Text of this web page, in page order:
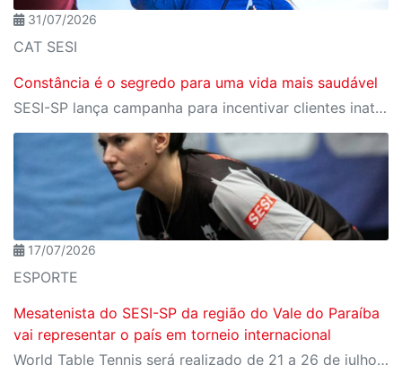
31/07/2026
CAT SESI
Constância é o segredo para uma vida mais saudável
SESI-SP lança campanha para incentivar clientes inativos a retomarem a prática de atividades físicas, esporte e lazer com benefícios exclusivos
17/07/2026
ESPORTE
Mesatenista do SESI-SP da região do Vale do Paraíba
vai representar o país em torneio internacional
World Table Tennis será realizado de 21 a 26 de julho, em São José dos Campos